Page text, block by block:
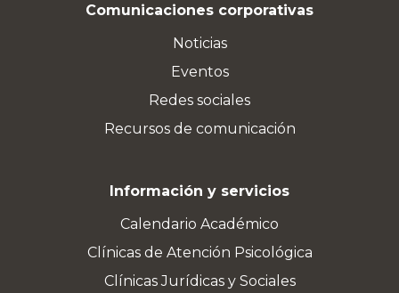
Comunicaciones corporativas
Noticias
Eventos
Redes sociales
Recursos de comunicación
Información y servicios
Calendario Académico
Clínicas de Atención Psicológica
Clínicas Jurídicas y Sociales